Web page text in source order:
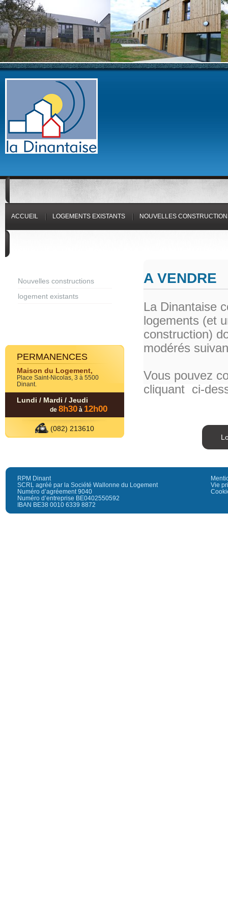
ACCUEIL LOGEMENTS EXISTANTS NOUVELLES
Nouvelles constructions
logement existants
PERMANENCES
Maison du Logement,
Place Saint-Nicolas, 3 à 5500
Dinant.
Lundi / Mardi / Jeudi
de 8h30 à 12h00
(082) 213610
A VENDRE
La Dinantaise
logements (et
construction)
modérés
Vous pouvez
cliquant ci-
RPM Dinant
SCRL agréé par la Société Wallonne du Logement
Numéro d’agréement 9040
Numéro d’entreprise BE0402550592
IBAN BE38 0010 6339 8872
Vie